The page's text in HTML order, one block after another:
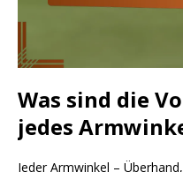
Was sind die
jedes
Jeder Armwinkel –